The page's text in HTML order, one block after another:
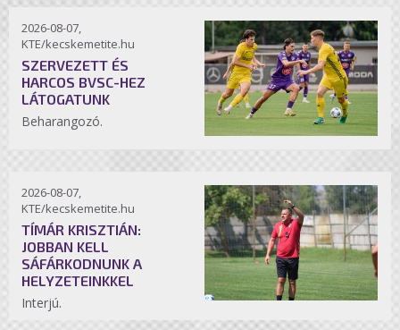
2026-08-07,
KTE/kecskemetite.hu
SZERVEZETT ÉS
HARCOS BVSC-HEZ
LÁTOGATUNK
Beharangozó.
2026-08-07,
KTE/kecskemetite.hu
TÍMÁR KRISZTIÁN:
JOBBAN KELL
SÁFÁRKODNUNK A
HELYZETEINKKEL
Interjú.